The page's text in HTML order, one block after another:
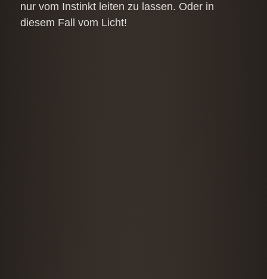
nur vom Instinkt leiten zu lassen. Oder in
diesem Fall vom Licht!